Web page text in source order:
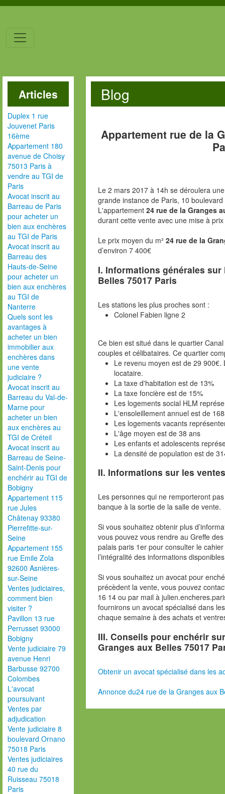
Articles
Duplex 1 rue
Jouvenet Paris
16ème
Appartement 180
avenue de Choisy
75013 Paris à
vendre au TGI de
Paris
Avocat inscrit au
Barreau de Paris
pour acheter un
bien aux enchères
au TGI de Paris
Avocat inscrit au
Barreau des
Hauts-de-Seine
pour acheter un
bien aux enchères
au TGI de
Nanterre
Quels sont les
avantages à
acheter un bien
immobilier aux
enchères dans
une vente
judiciaire ?
Avocat inscrit au
Barreau du Val-de-
Marne pour
acheter un bien
aux enchères au
TGI de Créteil
Avocat inscrit au
Barreau de Seine-
Saint-Denis pour
enchérir au TGI de
Bobigny
Appartement 115
rue Jules
Châtenay 93380
Pierrefitte-sur-
Seine
Appartement 155
rue Emile Zola
92600 Asnières-
sur-Seine
Ventes judiciaires,
comment bien
visiter ?
Pavillon 13 rue
Perrusset 93000
Bobigny
Vente judiciaire 79
avenue Henri
Barbusse 92700
Colombes
L'avocat
poursuivant
Ventes par
adjudication
Vente judiciaire 8
boulevard Ornano
75018 Paris
Ventes judiciaires
40 rue du
Ruisseau 75018
Paris
Blog
Appartement rue de la
Le 2 mars 2017 à 14h se déroulera
grande instance de Paris, 10
L'appartement 24 rue de la Granges
durant cette vente avec une mise à
Le prix moyen du m² 24 rue de la
d’environ 7 400€
I. Informations générales
Belles 75017 Paris
Les stations les plus proches sont :
Colonel Fabien ligne 2
Ce bien est situé dans le quartier
couples et célibataires. Ce quartier
Le revenu moyen est de 29
locataire.
La taxe d'habitation est de 13%
La taxe foncière est de 15%
Les logements social HLM
L'ensoleillement annuel est de
Les logements vacants
L'âge moyen est de 38 ans
Les enfants et adolescents
La densité de population est de
II. Informations sur les
Les personnes qui ne remporteront
banque à la sortie de la salle de vente.
Si vous souhaitez obtenir plus
vous pouvez vous rendre au Greffe
palais paris 1er pour consulter le
l’intégralité des informations
Si vous souhaitez un avocat pour
précèdent la vente, vous pouvez
16 14 ou par mail à
fournirons un avocat spécialisé dans
chaque semaine à des achats et
III. Conseils pour enchérir
Granges aux Belles 75017
Obtenir un avocat spécialisé dans les
Annonce du24 rue de la Granges aux